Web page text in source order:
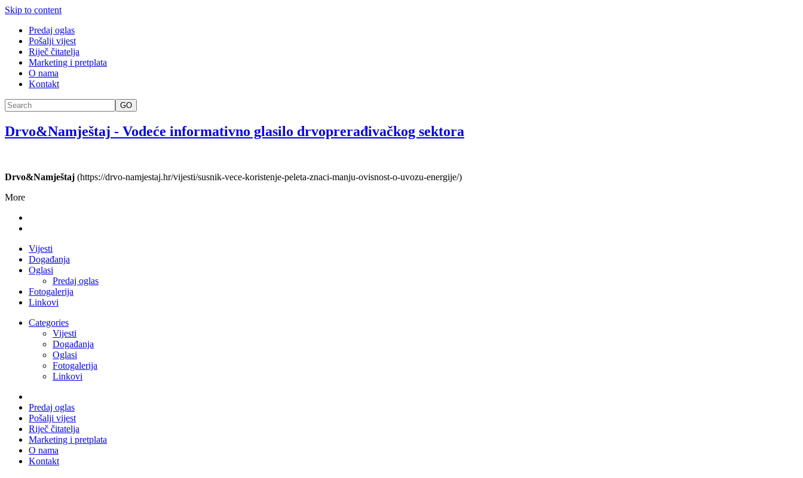
Skip to content
Predaj oglas
Pošalji vijest
Riječ čitatelja
Marketing i pretplata
O nama
Kontakt
GO
Drvo&Namještaj - Vodeće informativno glasilo drvoprerađivačkog sektora
Drvo&Namještaj (https://drvo-namjestaj.hr/vijesti/susnik-vece-koristenje-peleta-znaci-manju-ovisnost-o-uvozu-energije/)
More
Vijesti
Događanja
Oglasi
Predaj oglas
Fotogalerija
Linkovi
Categories
Vijesti
Događanja
Oglasi
Fotogalerija
Linkovi
Predaj oglas
Pošalji vijest
Riječ čitatelja
Marketing i pretplata
O nama
Kontakt